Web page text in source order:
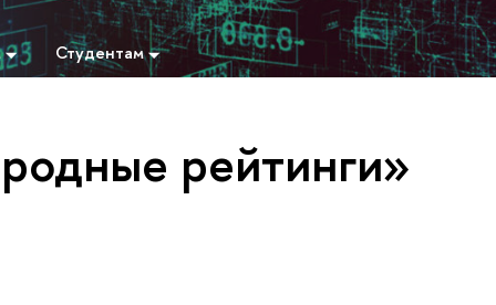
Студентам
рейтинги»